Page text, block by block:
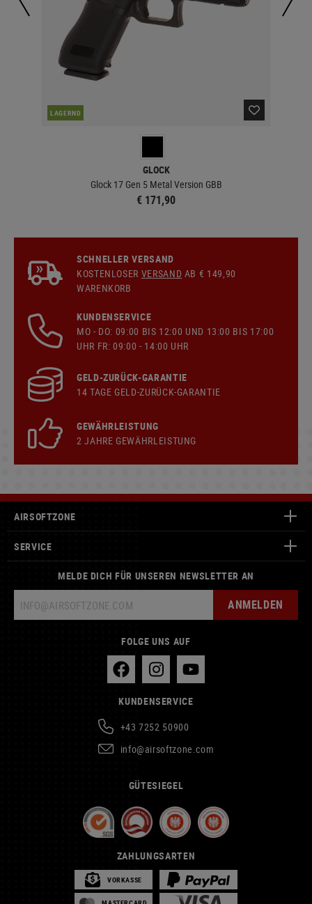
LAGERND
GLOCK
Glock 17 Gen 5 Metal Version GBB
€ 171,90
SCHNELLER VERSAND
KOSTENLOSER VERSAND AB € 149,90
WARENKORB
KUNDENSERVICE
MO - DO: 09:00 BIS 12:00 UND 13:00 BIS 17:00
UHR FR: 09:00 - 14:00 UHR
GELD-ZURÜCK-GARANTIE
14 TAGE GELD-ZURÜCK-GARANTIE
GEWÄHRLEISTUNG
2 JAHRE GEWÄHRLEISTUNG
AIRSOFTZONE
SERVICE
MELDE DICH FÜR UNSEREN NEWSLETTER AN
ANMELDEN
FOLGE UNS AUF
KUNDENSERVICE
+43 7252 50900
info@airsoftzone.com
GÜTESIEGEL
ZAHLUNGSARTEN
VORKASSE